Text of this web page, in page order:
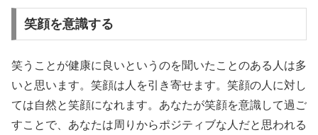
笑顔を意識する
笑うことが健康に良いというのを聞いたことのある人は多
いと思います。笑顔は人を引き寄せます。笑顔の人に対し
ては自然と笑顔になれます。あなたが笑顔を意識して過ご
すことで、あなたは周りからポジティブな人だと思われる